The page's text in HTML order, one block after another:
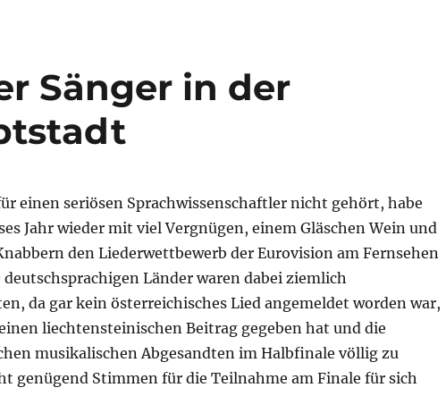
Sänger in der
einen seriösen Sprachwissenschaftler nicht gehört, habe
Jahr wieder mit viel Vergnügen, einem Gläschen Wein und
den Liederwettbewerb der Eurovision am Fernsehen
Länder waren dabei ziemlich
da gar kein österreichisches Lied angemeldet worden war,
liechtensteinischen Beitrag gegeben hat und die
musikalischen Abgesandten im Halbfinale völlig zu
genügend Stimmen für die Teilnahme am Finale für sich